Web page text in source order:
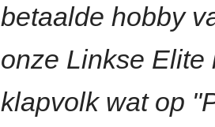
betaalde hobby
onze Linkse
klapvolk wat op